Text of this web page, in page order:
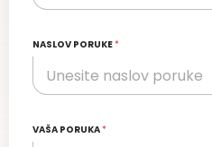
NASLOV PORUKE*
VAŠA PORUKA*